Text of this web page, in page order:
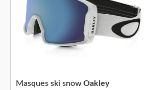
Masques ski snowOakley